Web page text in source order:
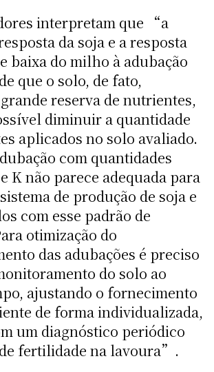
interpretam que “a
da soja e a resposta
baixa do milho à adubação
que o solo, de fato,
reserva de nutrientes,
diminuir a quantidade
aplicados no solo avaliado.
com quantidades
K não parece adequada para
de produção de soja e
com esse padrão de
otimização do
das adubações é preciso
do solo ao
ajustando o fornecimento
de forma individualizada,
um diagnóstico periódico
fertilidade na lavoura”.